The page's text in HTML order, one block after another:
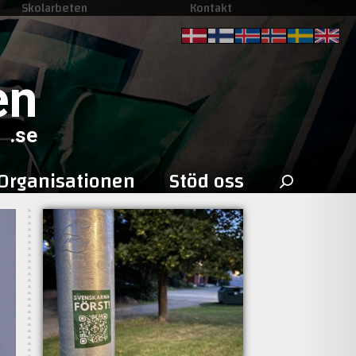
Skolarbeten Kontakt
.se
Stöd oss Sök
efter: